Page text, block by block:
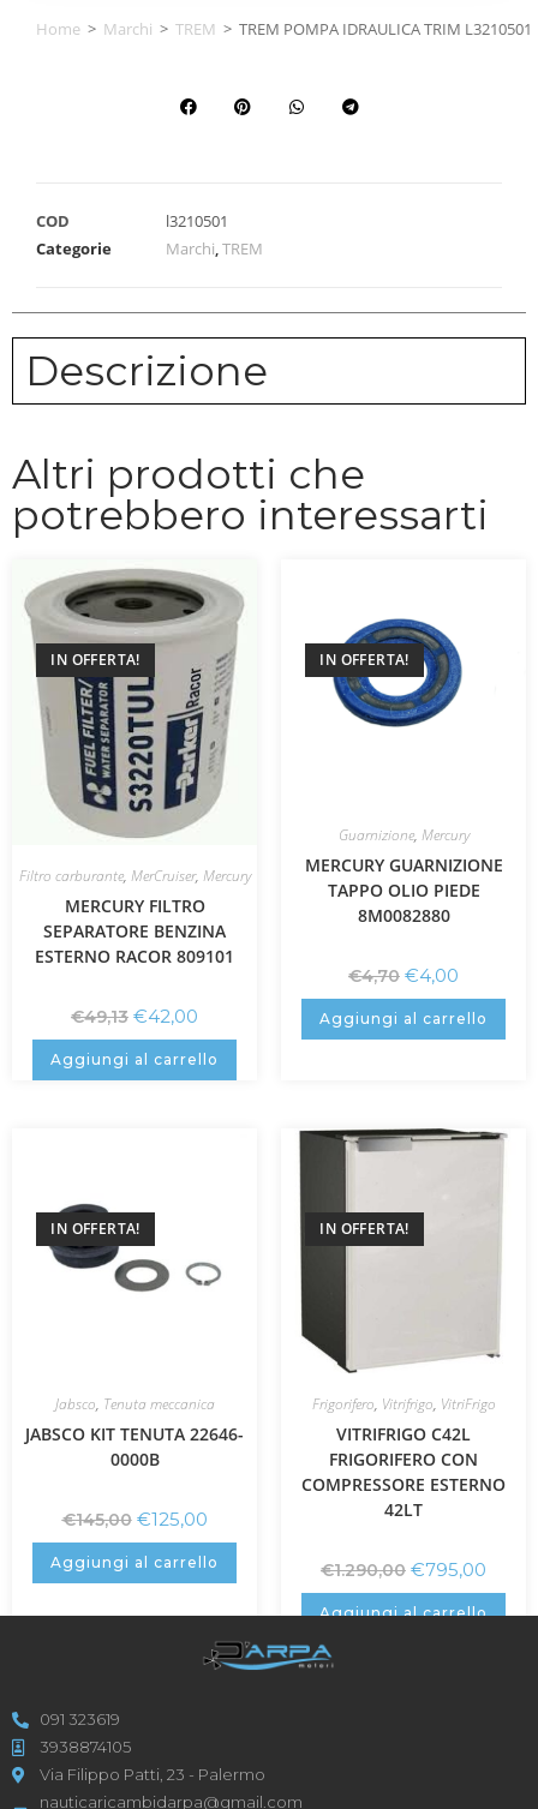
Home > Marchi > TREM > TREM POMPA IDRAULICA TRIM L3210501
COD
l3210501
Categorie
Marchi,TREM
Descrizione
Altri prodotti che
potrebbero interessarti
IN OFFERTA!
Filtro carburante, MerCruiser, Mercury
MERCURY FILTRO
SEPARATORE BENZINA
ESTERNO RACOR 809101
€49,13 €42,00
Aggiungi al carrello
IN OFFERTA!
Guarnizione, Mercury
MERCURY GUARNIZIONE
TAPPO OLIO PIEDE
8M0082880
€4,70 €4,00
Aggiungi al carrello
IN OFFERTA!
Jabsco, Tenuta meccanica
JABSCO KIT TENUTA 22646-
0000B
€145,00 €125,00
Aggiungi al carrello
IN OFFERTA!
Frigorifero, Vitrifrigo, VitriFrigo
VITRIFRIGO C42L
FRIGORIFERO CON
COMPRESSORE ESTERNO
42LT
€1.290,00 €795,00
Aggiungi al carrello
091 323619
3938874105
Via Filippo Patti, 23 - Palermo
nauticaricambidarpa@gmail.com